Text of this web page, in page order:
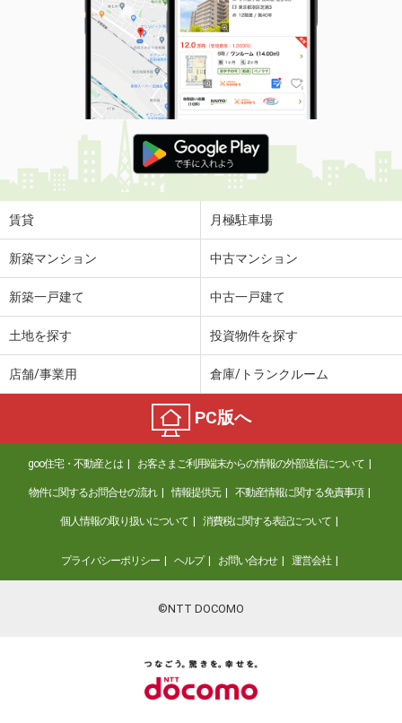
賃貸 月極駐車場
新築マンション 中古マンション
新築一戸建て 中古一戸建て
土地を探す 投資物件を探す
店舗/事業用 倉庫/トランクルーム
PC版へ
goo住宅・不動産とは お客さまご利用端末からの情報の外部送信について
物件に関するお問合せの流れ 情報提供元 不動産情報に関する免責事項
個人情報の取り扱いについて 消費税に関する表記について
プライバシーポリシー ヘルプ お問い合わせ 運営会社
©NTT DOCOMO